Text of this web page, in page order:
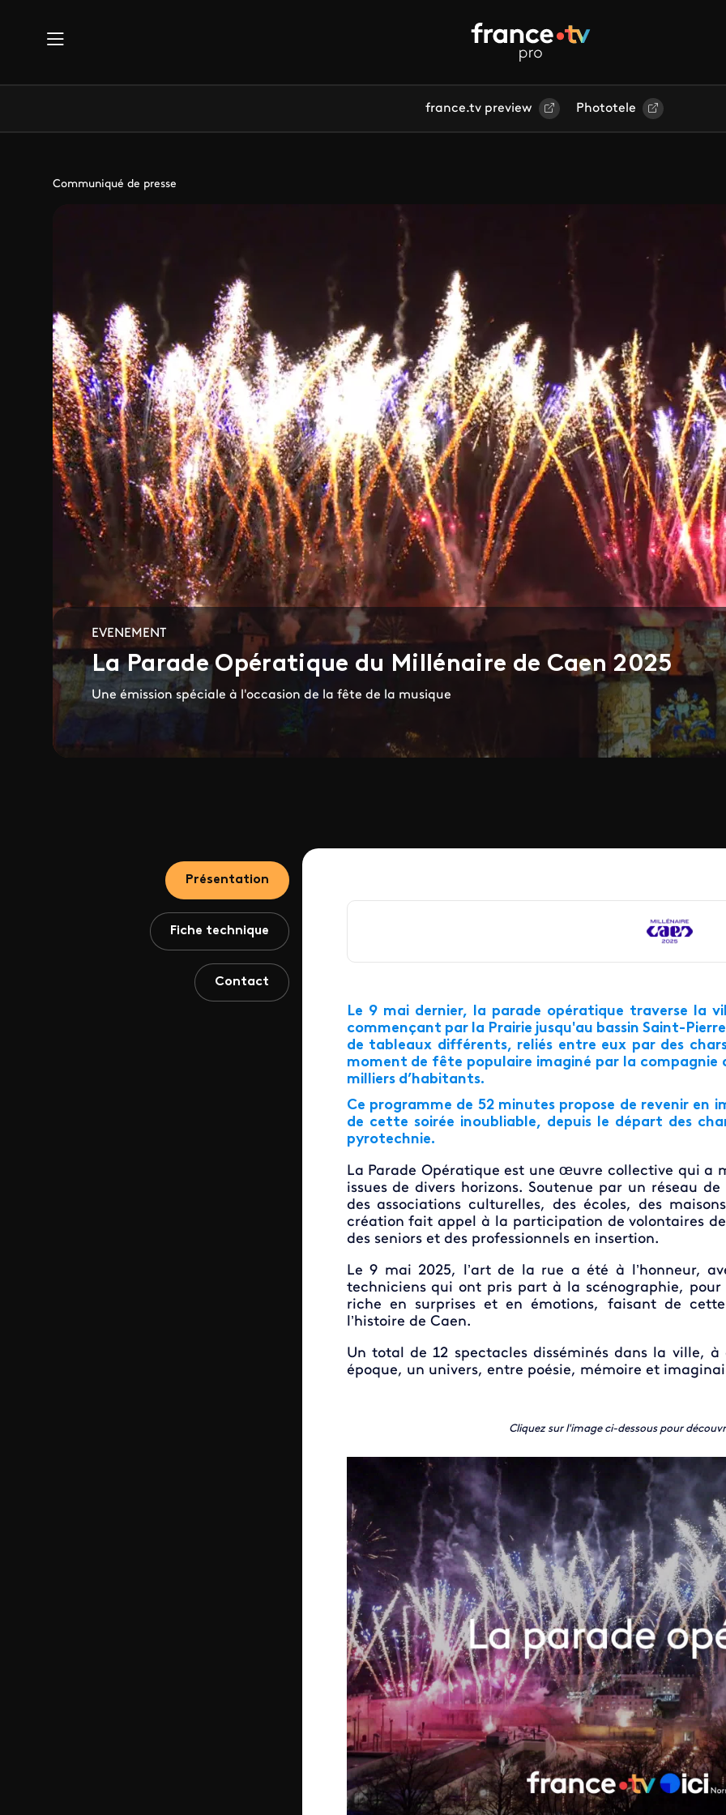
france.tv preview Phototele
Communiqué de presse
EVENEMENT
La Parade Opératique du Millénaire de Caen 2025
Une émission spéciale à l'occasion de la fête de la musique
Présentation
Fiche technique
Contact
Le 9 mai dernier, la parade opératique traverse la
commençant par la Prairie jusqu'au bassin Saint-
de tableaux différents, reliés entre eux par des
moment de fête populaire imaginé par la
milliers d’habitants.
Ce programme de 52 minutes propose de revenir en
de cette soirée inoubliable, depuis le départ des
pyrotechnie.
La Parade Opératique est une œuvre collective qui a
issues de divers horizons. Soutenue par un réseau
des associations culturelles, des écoles, des
création fait appel à la participation de volontaires
des seniors et des professionnels en insertion.
Le 9 mai 2025, l’art de la rue a été à l’honneur,
techniciens qui ont pris part à la scénographie,
riche en surprises et en émotions, faisant de
l’histoire de Caen.
Un total de 12 spectacles disséminés dans la ville,
époque, un univers, entre poésie, mémoire et
Cliquez sur l'image ci-dessous pour